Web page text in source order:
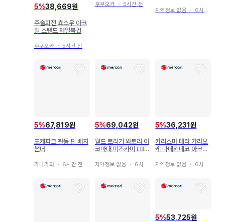
5%38,669원
주술회전 쵸소우 아크
릴 스탠드 제일복권
후쿠오카 ・ 5시간 전
후쿠오카・ 5시간 전
지역정보 없음 ・ 6시간 전
5%67,819원
포케파크 관동 핀 배지
썬더
가나가와 ・ 6시간 전
5%69,042원
월드 트리거 와토리 이
코마대 미즈카미 LB
지역정보 없음 ・ 6시간 전
5%36,231원
카리스마 테라 가라오
케 마네키네코 아크릴
지역정보 없음 ・ 6시간 전
5%53,725원